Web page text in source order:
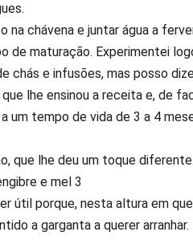
na chávena e juntar água a
de maturação. Experimentei
chás e infusões, mas posso
lhe ensinou a receita e, de
um tempo de vida de 3 a 4
que lhe deu um toque diferente.
útil porque, nesta altura em
a garganta a querer arranhar.